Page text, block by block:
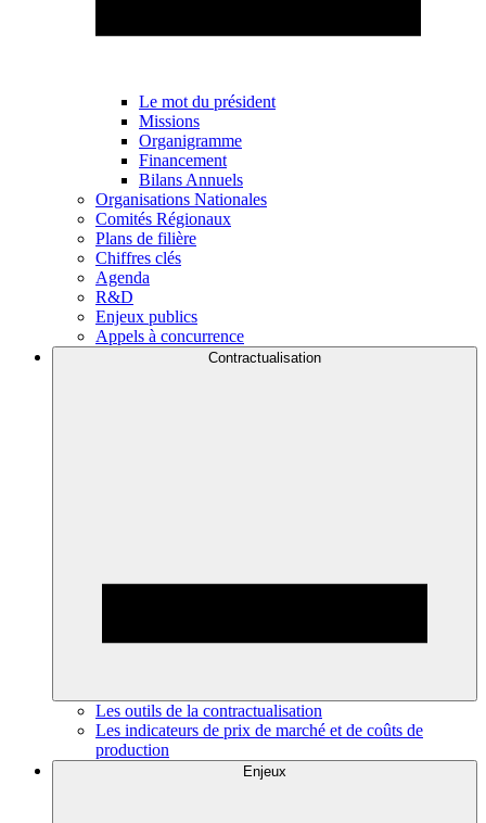
Le mot du président
Missions
Organigramme
Financement
Bilans Annuels
Organisations Nationales
Comités Régionaux
Plans de filière
Chiffres clés
Agenda
R&D
Enjeux publics
Appels à concurrence
Contractualisation
Les outils de la contractualisation
Les indicateurs de prix de marché et de coûts de
production
Enjeux